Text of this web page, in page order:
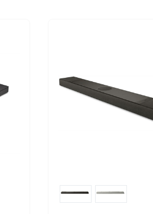
Samsung HW-Q935GH